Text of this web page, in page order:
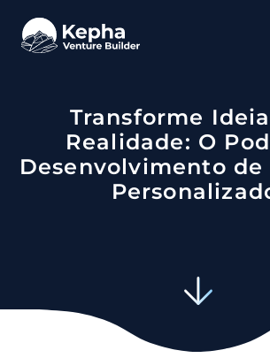
Transforme
Realidade: O
Desenvolvimento de